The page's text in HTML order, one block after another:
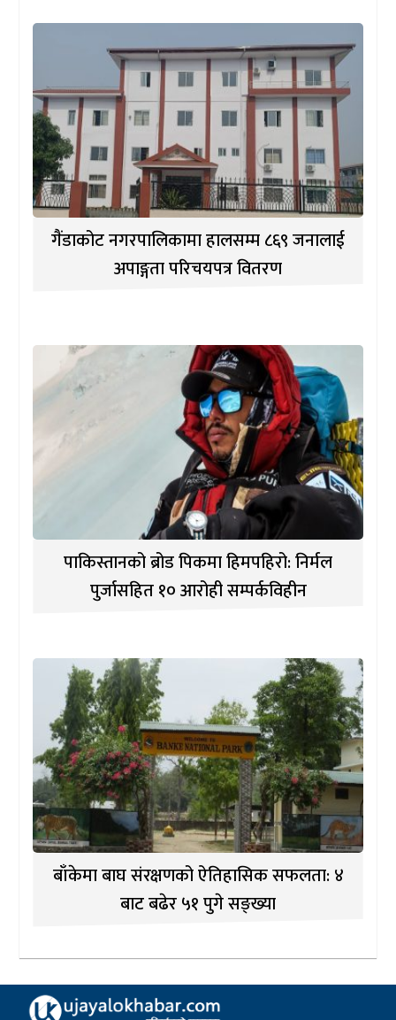
गैंडाकोट नगरपालिकामा हालसम्म ८६९ जनालाई
अपाङ्गता परिचयपत्र वितरण
पाकिस्तानको ब्रोड पिकमा हिमपहिरो: निर्मल
पुर्जासहित १० आरोही सम्पर्कविहीन
बाँकेमा बाघ संरक्षणको ऐतिहासिक सफलता: ४
बाट बढेर ५१ पुगे सङ्ख्या